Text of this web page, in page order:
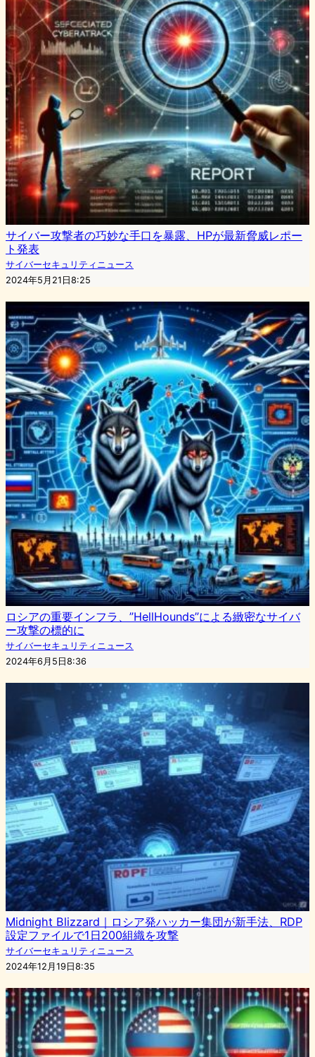
サイバー攻撃者の巧妙な手口を暴露、HPが最新脅威レポー
ト発表
サイバーセキュリティニュース
2024年5月21日8:25
ロシアの重要インフラ、”HellHounds”による緻密なサイバ
ー攻撃の標的に
サイバーセキュリティニュース
2024年6月5日8:36
Midnight Blizzard｜ロシア発ハッカー集団が新手法、RDP
設定ファイルで1日200組織を攻撃
サイバーセキュリティニュース
2024年12月19日8:35